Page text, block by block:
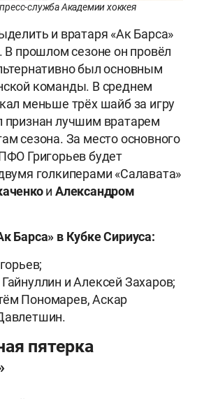
служба Академии хоккея
и вратаря «Ак Барса»
. В прошлом сезоне он провёл
был основным
команды. В среднем
меньше трёх шайб за игру
признан лучшим вратарем
сезона. За место основного
Григорьев будет
голкиперами «Салавата»
иАлександром
Барса» в Кубке Сириуса:
и Алексей Захаров;
Пономарев, Аскар
пятерка